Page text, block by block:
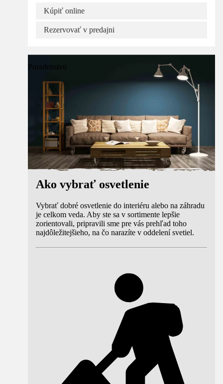
Kúpiť online
Rezervovať v predajni
Poradenstvo
Ako vybrať osvetlenie
Vybrať dobré osvetlenie do interiéru alebo na záhradu
je celkom veda. Aby ste sa v sortimente lepšie
zorientovali, pripravili sme pre vás prehľad toho
najdôležitejšieho, na čo narazíte v oddelení svetiel.